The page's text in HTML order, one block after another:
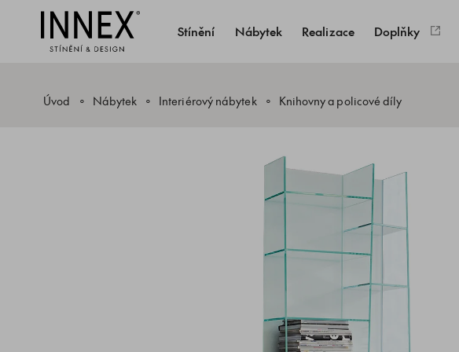
Stínění Nábytek Realizace Doplňky
Úvod Nábytek Interiérový nábytek Knihovny a policové díly